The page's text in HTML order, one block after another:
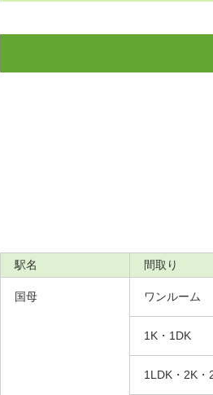
駅名 間取り
国母 ワンルーム
1K・1DK
1LDK・2K・